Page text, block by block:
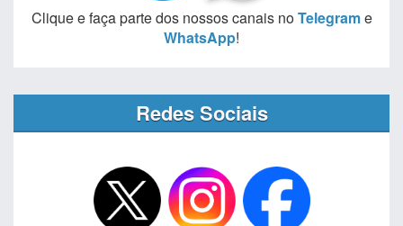
Clique e faça parte dos nossos canais noTelegrame
WhatsApp!
Redes Sociais